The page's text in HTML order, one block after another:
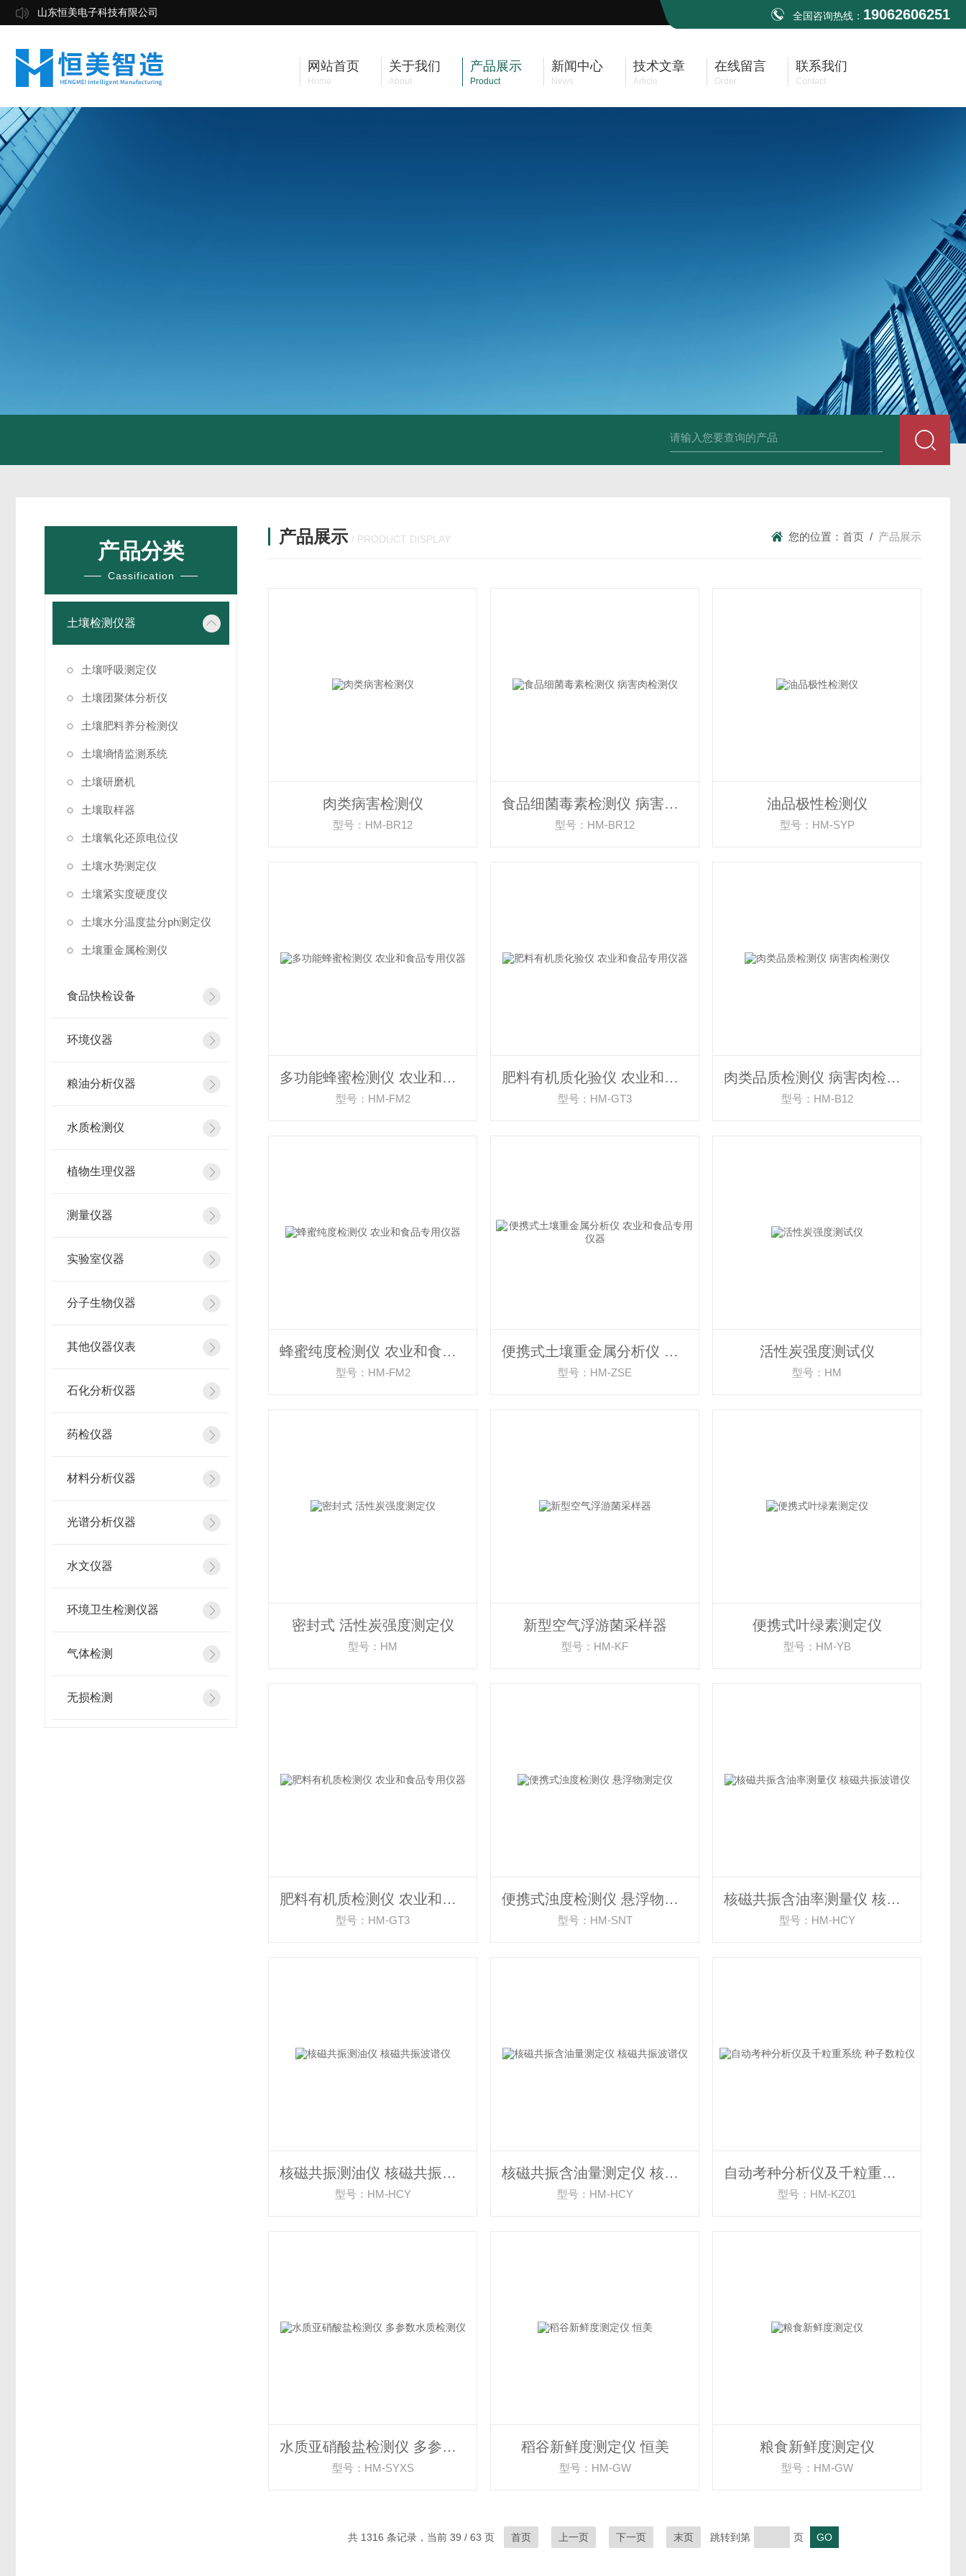
山东恒美电子科技有限公司 全国咨询热线： 19062606251
网站首页
Home
关于我们
About
产品展示
Product
新闻中心
News
技术文章
Article
在线留言
Order
联系我们
Contact
产品分类
Cassification
土壤检测仪器
土壤呼吸测定仪
土壤团聚体分析仪
土壤肥料养分检测仪
土壤墒情监测系统
土壤研磨机
土壤取样器
土壤氧化还原电位仪
土壤水势测定仪
土壤紧实度硬度仪
土壤水分温度盐分ph测定仪
土壤重金属检测仪
食品快检设备
环境仪器
粮油分析仪器
水质检测仪
植物生理仪器
测量仪器
实验室仪器
分子生物仪器
其他仪器仪表
石化分析仪器
药检仪器
材料分析仪器
光谱分析仪器
水文仪器
环境卫生检测仪器
气体检测
无损检测
产品展示 / PRODUCT DISPLAY 您的位置： 首页 / 产品展示
肉类病害检测仪
型号：HM-BR12
食品细菌毒素检测仪 病害肉检测仪
型号：HM-BR12
油品极性检测仪
型号：HM-SYP
多功能蜂蜜检测仪 农业和食品专用仪器
型号：HM-FM2
肥料有机质化验仪 农业和食品专用仪器
型号：HM-GT3
肉类品质检测仪 病害肉检测仪
型号：HM-B12
蜂蜜纯度检测仪 农业和食品专用仪器
型号：HM-FM2
便携式土壤重金属分析仪 农业和食品专用仪器
型号：HM-ZSE
活性炭强度测试仪
型号：HM
密封式 活性炭强度测定仪
型号：HM
新型空气浮游菌采样器
型号：HM-KF
便携式叶绿素测定仪
型号：HM-YB
肥料有机质检测仪 农业和食品专用仪器
型号：HM-GT3
便携式浊度检测仪 悬浮物测定仪
型号：HM-SNT
核磁共振含油率测量仪 核磁共振波谱仪
型号：HM-HCY
核磁共振测油仪 核磁共振波谱仪
型号：HM-HCY
核磁共振含油量测定仪 核磁共振波谱仪
型号：HM-HCY
自动考种分析仪及千粒重系统 种子数粒仪
型号：HM-KZ01
水质亚硝酸盐检测仪 多参数水质检测仪
型号：HM-SYXS
稻谷新鲜度测定仪 恒美
型号：HM-GW
粮食新鲜度测定仪
型号：HM-GW
共 1316 条记录，当前 39 / 63 页 首页 上一页 下一页 末页 跳转到第 页